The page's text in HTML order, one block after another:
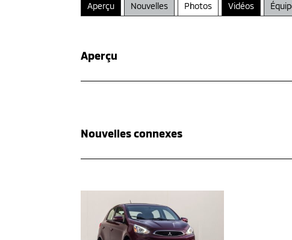
Aperçu Nouvelles Photos Vidéos
Aperçu
Nouvelles connexes